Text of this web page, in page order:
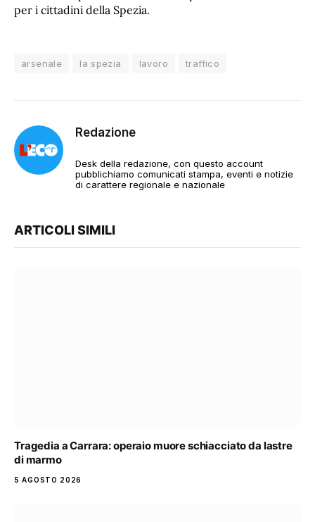
per i cittadini della Spezia.
arsenale la spezia lavoro traffico
Redazione
Desk della redazione, con questo account
pubblichiamo comunicati stampa, eventi e notizie
di carattere regionale e nazionale
ARTICOLI SIMILI
Tragedia a Carrara: operaio muore schiacciato da lastre
di marmo
5 AGOSTO 2026